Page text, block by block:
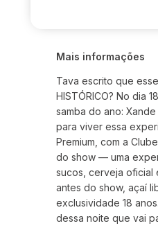
Mais informações
Tava escrito que
HISTÓRICO? No dia
samba do ano:
para viver essa
Premium, com a
do show — uma
sucos, cerveja oficial
antes do show, açaí
exclusividade 18
dessa noite que vai